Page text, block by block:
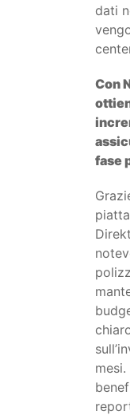
dati
Con
fase